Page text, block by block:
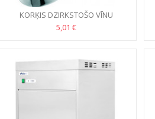
KORĶIS DZIRKSTOŠO VĪNU
AIZVĒRŠANAI
5,01 €